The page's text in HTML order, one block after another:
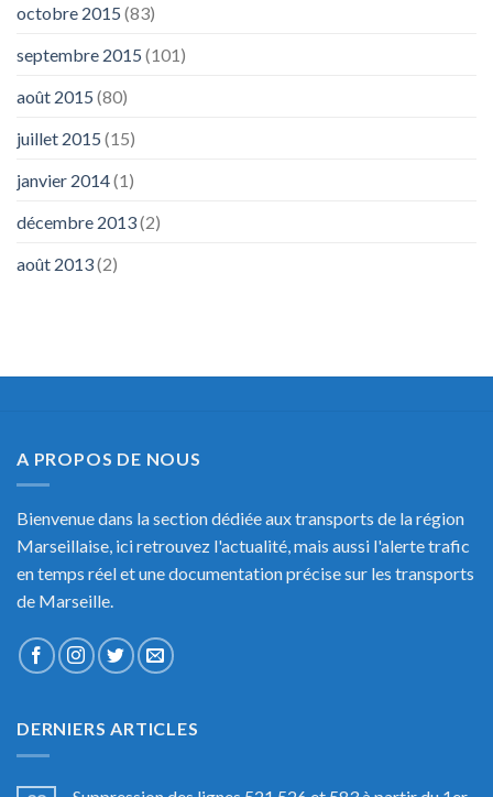
octobre 2015 (83)
septembre 2015 (101)
août 2015 (80)
juillet 2015 (15)
janvier 2014(1)
décembre 2013(2)
août 2013(2)
A PROPOS DE NOUS
Bienvenue dans la section dédiée aux transports de la région
Marseillaise, ici retrouvez l'actualité, mais aussi l'alerte trafic
en temps réel et une documentation précise sur les transports
de Marseille.
DERNIERS ARTICLES